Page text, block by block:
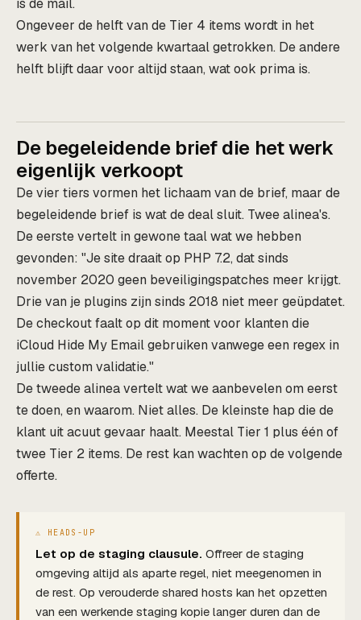
Ongeveer de helft van de Tier 4 items wordt in het
werk van het volgende kwartaal getrokken. De andere
helft blijft daar voor altijd staan, wat ook prima is.
De begeleidende brief die het werk
eigenlijk verkoopt
De vier tiers vormen het lichaam van de brief, maar de
begeleidende brief is wat de deal sluit. Twee alinea's.
De eerste vertelt in gewone taal wat we hebben
gevonden: "Je site draait op PHP 7.2, dat sinds
november 2020 geen beveiligingspatches meer krijgt.
Drie van je plugins zijn sinds 2018 niet meer geüpdatet.
De checkout faalt op dit moment voor klanten die
iCloud Hide My Email gebruiken vanwege een regex in
jullie custom validatie."
De tweede alinea vertelt wat we aanbevelen om eerst
te doen, en waarom. Niet alles. De kleinste hap die de
klant uit acuut gevaar haalt. Meestal Tier 1 plus één of
twee Tier 2 items. De rest kan wachten op de volgende
offerte.
Let op de staging clausule. Offreer de staging
omgeving altijd als aparte regel, niet meegenomen in
de rest. Op verouderde shared hosts kan het opzetten
van een werkende staging kopie langer duren dan de